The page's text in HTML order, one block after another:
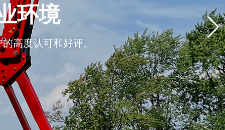
环境
高度认可和好评。